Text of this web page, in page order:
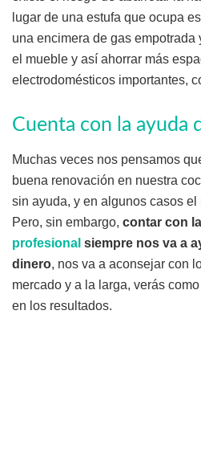
lugar de una estufa que ocupa
una encimera de gas empotrada
el mueble y así ahorrar más
electrodomésticos importantes,
Cuenta con la ayuda
Muchas veces nos pensamos
buena renovación en nuestra
sin ayuda, y en algunos casos
Pero, sin embargo, contar con
profesional siempre nos va a
dinero, nos va a aconsejar con
mercado y a la larga, verás
en los resultados.